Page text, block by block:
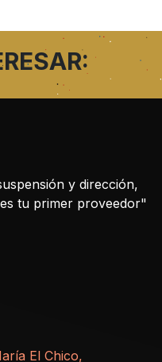
y dirección,
es tu primer proveedor"
El Chico,